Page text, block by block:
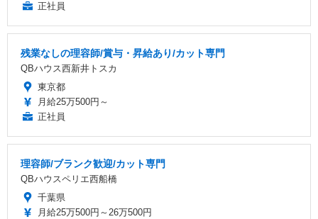
正社員
残業なしの理容師/賞与・昇給あり/カット専門
QBハウス西新井トスカ
東京都
月給25万500円～
正社員
理容師/ブランク歓迎/カット専門
QBハウスペリエ西船橋
千葉県
月給25万500円～26万500円